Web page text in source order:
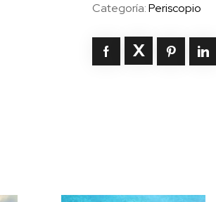
Categoría:Periscopio